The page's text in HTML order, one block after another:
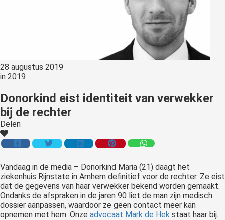
28 augustus 2019
in 2019
Donorkind eist identiteit van verwekker
bij de rechter
Delen
Vandaag in de media – Donorkind Maria (21) daagt het
ziekenhuis Rijnstate in Arnhem definitief voor de rechter. Ze eist
dat de gegevens van haar verwekker bekend worden gemaakt.
Ondanks de afspraken in de jaren 90 liet de man zijn medisch
dossier aanpassen, waardoor ze geen contact meer kan
opnemen met hem. Onze advocaat Mark de Hek staat haar bij.